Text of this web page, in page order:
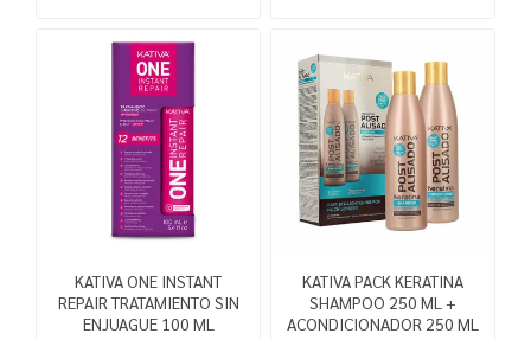
KATIVA ONE INSTANT
REPAIR TRATAMIENTO SIN
ENJUAGUE 100 ML
KATIVA PACK KERATINA
SHAMPOO 250 ML +
ACONDICIONADOR 250 ML